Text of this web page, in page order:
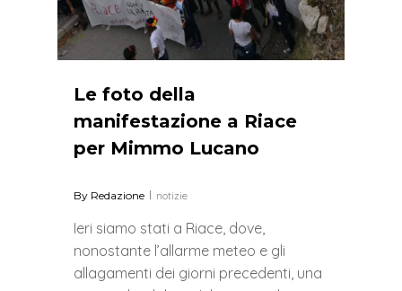
Le foto della
manifestazione a Riace
per Mimmo Lucano
By Redazione notizie
Ieri siamo stati a Riace, dove,
nonostante l’allarme meteo e gli
allagamenti dei giorni precedenti, una